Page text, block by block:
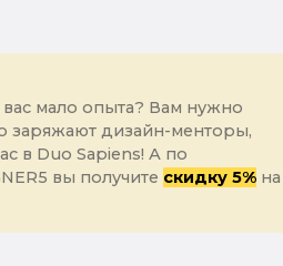
вас мало опыта? Вам нужно
заряжают дизайн-менторы,
в Duo Sapiens! А по
вы получите скидку 5%на